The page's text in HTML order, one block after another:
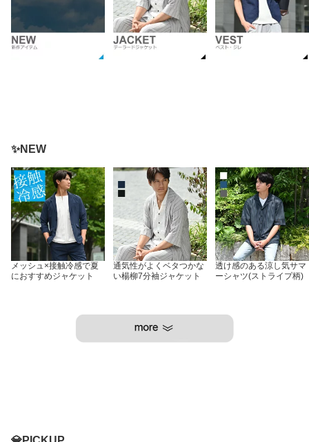
✨NEW
メッシュ×接触冷感で夏
におすすめジャケット
通気性がよくベタつかな
い楊柳7分袖ジャケット
透け感のある涼し気サマ
ーシャツ(ストライプ柄)